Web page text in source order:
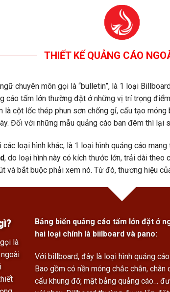
THIẾT KẾ QUẢNG CÁO
chuyên môn gọi là “bulletin”, là 1 loại
cáo tấm lớn thường đặt ở những vị trí trọng
là cột lốc thép phun sơn chống gỉ, cấu tạo
Đối với những mẫu quảng cáo ban đêm thì lại
loại hình khác, là 1 loại hình quảng cáo
, do loại hình này có kích thước lớn, trải dài theo
và bắt buộc phải xem nó. Từ đó, thương hiệu
là
Bảng biển quảng cáo tấm lớn đặt ở
hai loại chính là biilboard và pano:
Với billboard, đây là loại hình quảng
Bao gồm có nền móng chắc chắn, chân
cấu khung đỡ, mặt bảng quảng cáo…